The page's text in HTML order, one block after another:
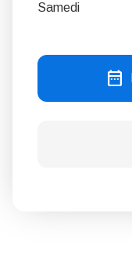
Samedi
date_range